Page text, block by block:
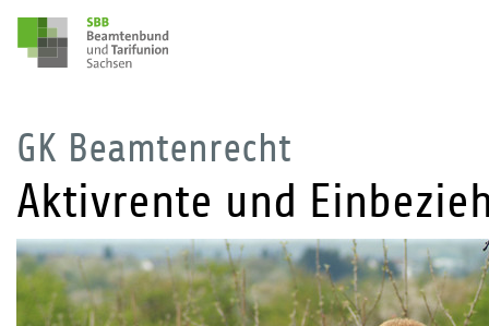
GK Beamtenrecht
Aktivrente und